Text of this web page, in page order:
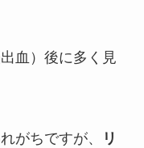
血）後に多く見
がちですが、
リ